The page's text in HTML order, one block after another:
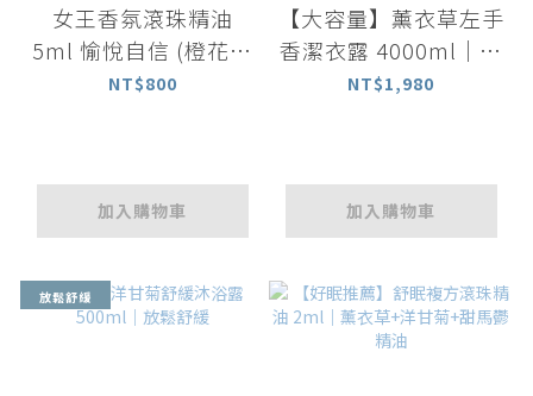
女王香氛滾珠精油
5ml 愉悅自信 (橙花精
油、伊蘭精油、金銀花
NT$800
加入購物車
【大容量】薰衣草左手
香潔衣露 4000ml｜洗
衣劑 家庭號
NT$1,980
加入購物車
放鬆舒緩